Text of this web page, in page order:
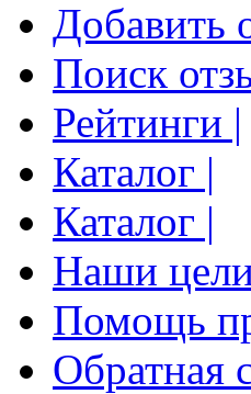
Добавить
Поиск
Рейтинги |
Каталог |
Каталог |
Наши
Помощь
Обратная